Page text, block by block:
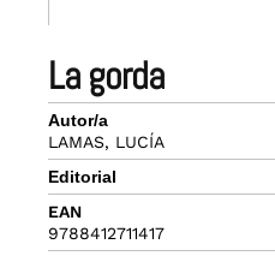
la gorda
Autor/a
LAMAS, LUCÍA
Editorial
EAN
9788412711417